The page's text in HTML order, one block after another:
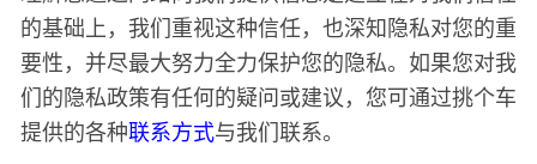
的基础上，我们重视这种信任，也深知隐私对您的重
要性，并尽最大努力全力保护您的隐私。如果您对我
们的隐私政策有任何的疑问或建议，您可通过挑个车
提供的各种联系方式与我们联系。